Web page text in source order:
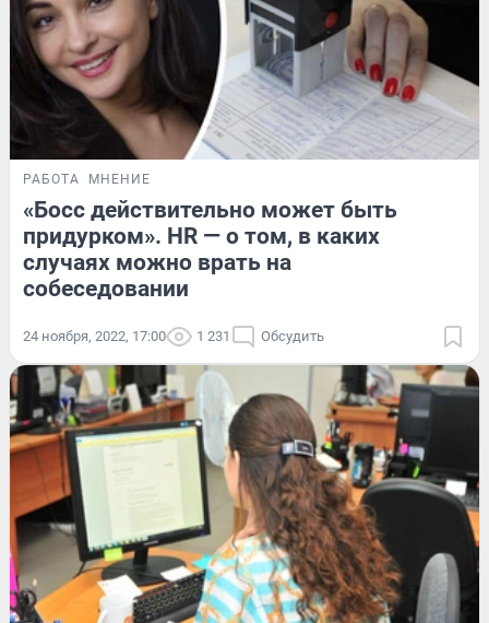
РАБОТА МНЕНИЕ
«Босс действительно может быть
придурком». HR — о том, в каких
случаях можно врать на
собеседовании
24 ноября, 2022, 17:00 1 231 Обсудить